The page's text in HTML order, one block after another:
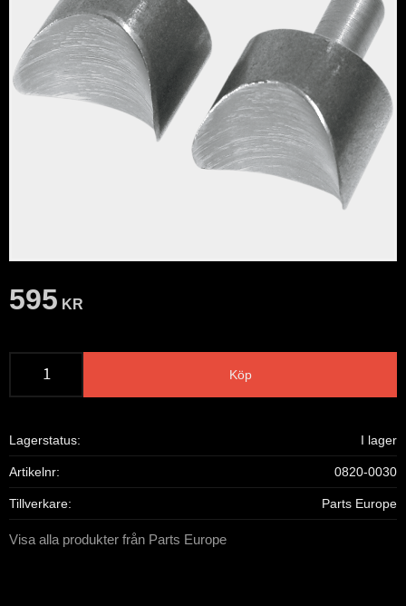
595 KR
Köp
Lagerstatus I lager
Artikelnr 0820-0030
Tillverkare Parts Europe
Visa alla produkter från Parts Europe